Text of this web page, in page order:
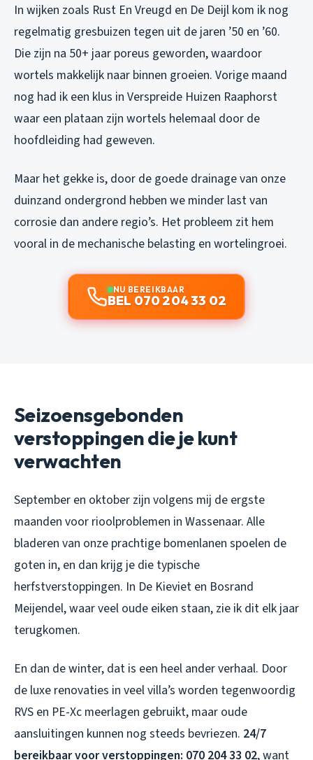
In wijken zoals Rust En Vreugd en De Deijl kom ik nog
regelmatig gresbuizen tegen uit de jaren ’50 en ’60.
Die zijn na 50+ jaar poreus geworden, waardoor
wortels makkelijk naar binnen groeien. Vorige maand
nog had ik een klus in Verspreide Huizen Raaphorst
waar een plataan zijn wortels helemaal door de
hoofdleiding had geweven.
Maar het gekke is, door de goede drainage van onze
duinzand ondergrond hebben we minder last van
corrosie dan andere regio’s. Het probleem zit hem
vooral in de mechanische belasting en wortelingroei.
NU BEREIKBAAR
BEL 070 204 33 02
Seizoensgebonden
verstoppingen die je kunt
verwachten
September en oktober zijn volgens mij de ergste
maanden voor rioolproblemen in Wassenaar. Alle
bladeren van onze prachtige bomenlanen spoelen de
goten in, en dan krijg je die typische
herfstverstoppingen. In De Kieviet en Bosrand
Meijendel, waar veel oude eiken staan, zie ik dit elk jaar
terugkomen.
En dan de winter, dat is een heel ander verhaal. Door
de luxe renovaties in veel villa’s worden tegenwoordig
RVS en PE-Xc meerlagen gebruikt, maar oude
aansluitingen kunnen nog steeds bevriezen. 24/7
bereikbaar voor verstoppingen: 070 204 33 02, want